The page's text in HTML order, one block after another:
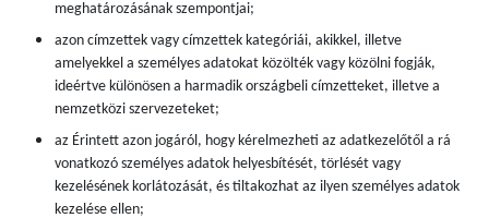
meghatározásának szempontjai;
azon címzettek vagy címzettek kategóriái, akikkel, illetve
amelyekkel a személyes adatokat közölték vagy közölni fogják,
ideértve különösen a harmadik országbeli címzetteket, illetve a
nemzetközi szervezeteket;
az Érintett azon jogáról, hogy kérelmezheti az adatkezelőtől a rá
vonatkozó személyes adatok helyesbítését, törlését vagy
kezelésének korlátozását, és tiltakozhat az ilyen személyes adatok
kezelése ellen;